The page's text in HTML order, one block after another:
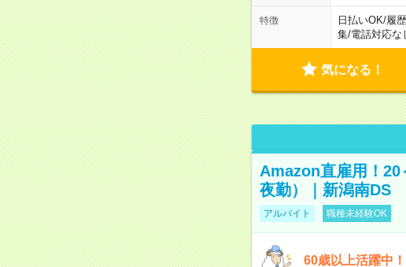
特徴 日払いOK/履
集/電話対応な
気になる！
Amazon直雇用！
夜勤）｜新潟南DS
アルバイト 職種未経験OK
60歳以上活躍中